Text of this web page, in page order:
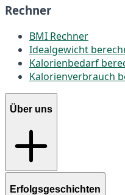
Rechner
BMI Rechner
Idealgewicht
Kalorienbedarf
Kalorienverbrauch
Über uns
Erfolgsgeschichten